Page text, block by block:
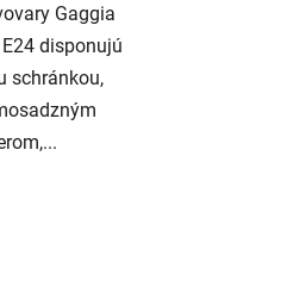
Gaggia
disponujú
schránkou,